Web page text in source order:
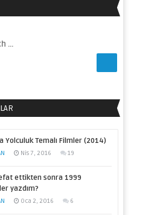
Yolculuk Temalı Filmler (2014)
Nis 7, 2016 19
ettikten sonra 1999
yazdım?
Oca 2, 2016 6